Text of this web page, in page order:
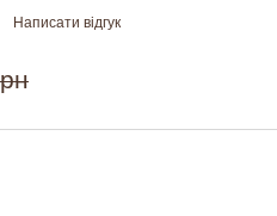
Написати відгук